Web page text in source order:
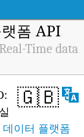
폼 API
Time data
🇬🇧
데이터 플랫폼